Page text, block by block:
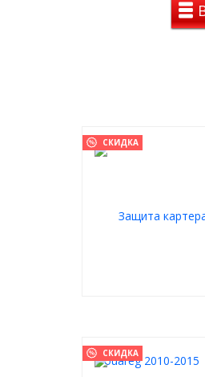
попадания
СКИДКА
СКИДКА